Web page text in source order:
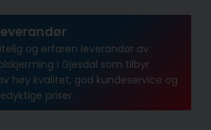
og erfaren leverandør av
i Gjesdal som tilbyr
høy kvalitet, god kundeservice og
priser.